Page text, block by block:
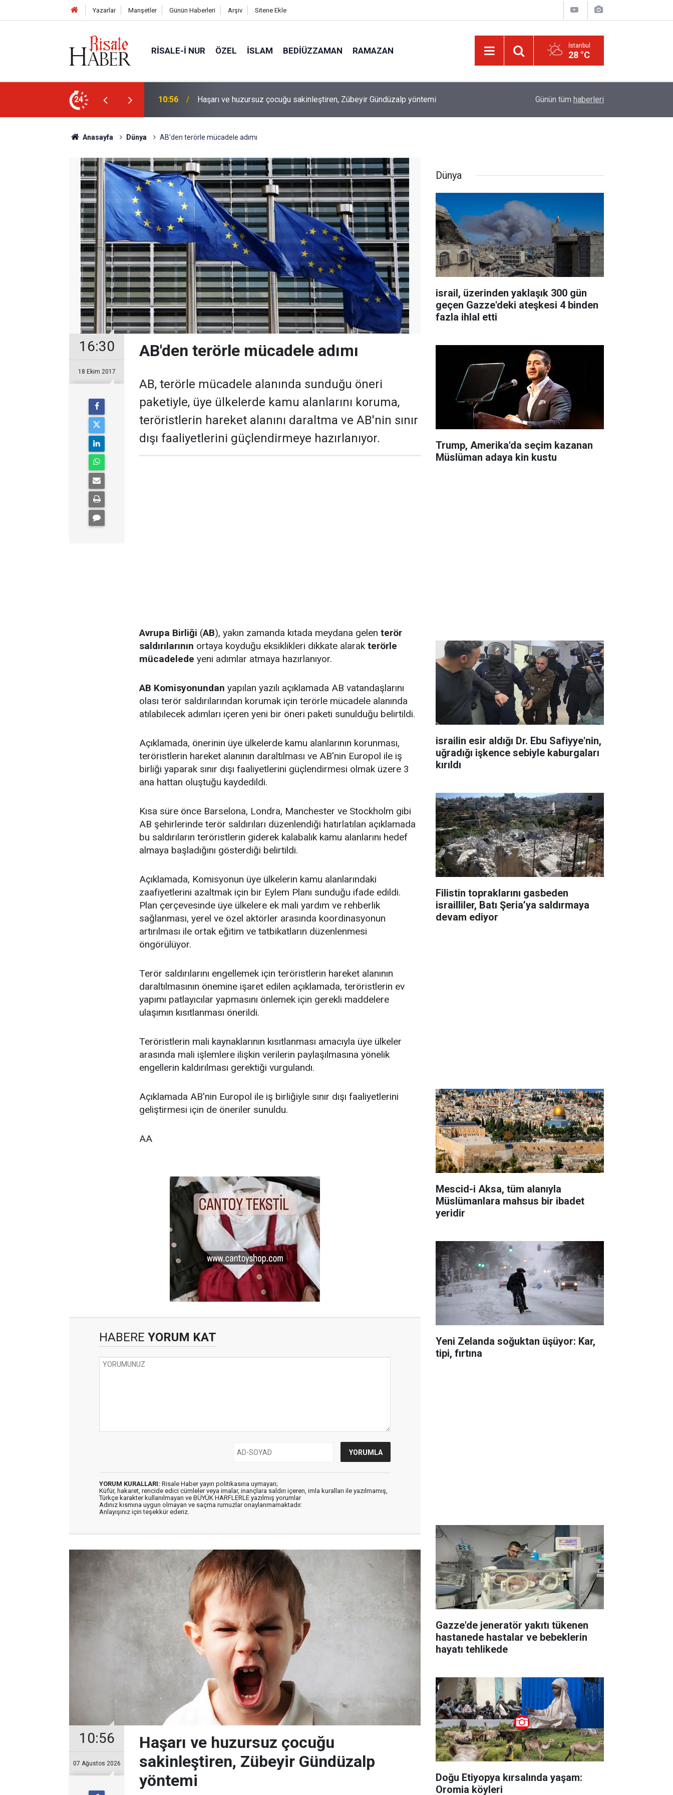
Yazarlar Manşetler Günün Haberleri Arşiv Sitene Ekle
RISALE-I NUR ÖZEL İSLAM BEDIÜZZAMAN RAMAZAN İstanbul
28 °C
24
Zübeyir Gündüzalp yöntemi 10:00 Niye 'dilimin ucunda' demek zorunda kalıyoruz? Okullarında yapay zeka ile kopyaya karşı
Günün tüm haberleri
Anasayfa Dünya AB'den terörle mücadele adımı
16:30
18 Ekim 2017
AB'den terörle mücadele adımı
AB, terörle mücadele alanında sunduğu öneri
paketiyle, üye ülkelerde kamu alanlarını koruma,
teröristlerin hareket alanını daraltma ve AB'nin sınır
dışı faaliyetlerini güçlendirmeye hazırlanıyor.
Avrupa Birliği (AB), yakın zamanda kıtada meydana gelen terör
saldırılarının ortaya koyduğu eksiklikleri dikkate alarak terörle
mücadelede yeni adımlar atmaya hazırlanıyor.
AB Komisyonundan yapılan yazılı açıklamada AB vatandaşlarını
olası terör saldırılarından korumak için terörle mücadele alanında
atılabilecek adımları içeren yeni bir öneri paketi sunulduğu belirtildi.
Açıklamada, önerinin üye ülkelerde kamu alanlarının korunması,
teröristlerin hareket alanının daraltılması ve AB'nin Europol ile iş
birliği yaparak sınır dışı faaliyetlerini güçlendirmesi olmak üzere 3
ana hattan oluştuğu kaydedildi.
Kısa süre önce Barselona, Londra, Manchester ve Stockholm gibi
AB şehirlerinde terör saldırıları düzenlendiği hatırlatılan açıklamada
bu saldırıların teröristlerin giderek kalabalık kamu alanlarını hedef
almaya başladığını gösterdiği belirtildi.
Açıklamada, Komisyonun üye ülkelerin kamu alanlarındaki
zaafiyetlerini azaltmak için bir Eylem Planı sunduğu ifade edildi.
Plan çerçevesinde üye ülkelere ek mali yardım ve rehberlik
sağlanması, yerel ve özel aktörler arasında koordinasyonun
artırılması ile ortak eğitim ve tatbikatların düzenlenmesi
öngörülüyor.
Terör saldırılarını engellemek için teröristlerin hareket alanının
daraltılmasının önemine işaret edilen açıklamada, teröristlerin ev
yapımı patlayıcılar yapmasını önlemek için gerekli maddelere
ulaşımın kısıtlanması önerildi.
Teröristlerin mali kaynaklarının kısıtlanması amacıyla üye ülkeler
arasında mali işlemlere ilişkin verilerin paylaşılmasına yönelik
engellerin kaldırılması gerektiği vurgulandı.
Açıklamada AB'nin Europol ile iş birliğiyle sınır dışı faaliyetlerini
geliştirmesi için de öneriler sunuldu.
AA
HABERE YORUM KAT
YORUM KURALLARI: Risale Haber yayın politikasına uymayan;
Küfür, hakaret, rencide edici cümleler veya imalar, inançlara saldırı içeren, imla kuralları ile yazılmamış,
Türkçe karakter kullanılmayan ve BÜYÜK HARFLERLE yazılmış yorumlar
Adınız kısmına uygun olmayan ve saçma rumuzlar onaylanmamaktadır.
Anlayışınız için teşekkür ederiz.
10:56
07 Ağustos 2026
Haşarı ve huzursuz çocuğu
sakinleştiren, Zübeyir Gündüzalp
yöntemi
Dünya
israil, üzerinden yaklaşık 300 gün
geçen Gazze'deki ateşkesi 4 binden
fazla ihlal etti
Trump, Amerika'da seçim kazanan
Müslüman adaya kin kustu
israilin esir aldığı Dr. Ebu Safiyye'nin,
uğradığı işkence sebiyle kaburgaları
kırıldı
Filistin topraklarını gasbeden
israilliler, Batı Şeria’ya saldırmaya
devam ediyor
Mescid-i Aksa, tüm alanıyla
Müslümanlara mahsus bir ibadet
yeridir
Yeni Zelanda soğuktan üşüyor: Kar,
tipi, fırtına
Gazze'de jeneratör yakıtı tükenen
hastanede hastalar ve bebeklerin
hayatı tehlikede
Doğu Etiyopya kırsalında yaşam:
Oromia köyleri